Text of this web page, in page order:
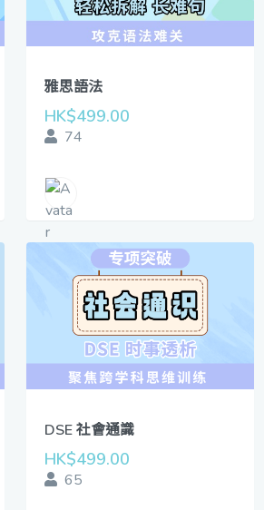
雅思語法
HK$499.00
74
DSE 社會通識
HK$499.00
65